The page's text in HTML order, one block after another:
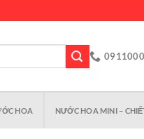
HOA NƯỚC HOA MINI –